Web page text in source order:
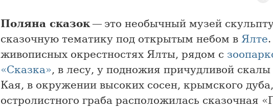
Поляна сказок— это необычный музей
сказочную тематику под открытым небом в Ялте
живописных окрестностях Ялты, рядом с
«Сказка», в лесу, у подножия причудливой скалы
Кая, в окружении высоких сосен, крымского дуба,
остролистного граба расположилась сказочная